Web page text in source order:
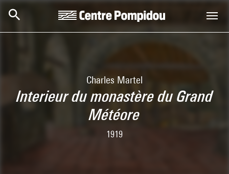
Charles Martel
Interieur du monastère du Grand
Météore
1919